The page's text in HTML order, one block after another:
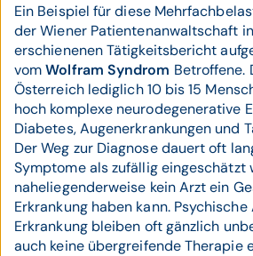
Ein Beispiel für diese
der Wiener Patientenanwaltschaft
erschienenen Tätigkeitsbericht
vomWolfram Syndrom Betroffene.
Österreich lediglich 10 bis 15
hoch komplexe neurodegenerative
Diabetes, Augenerkrankungen und
Der Weg zur Diagnose dauert oft
Symptome als zufällig eingeschätzt
naheliegenderweise kein Arzt ein
Erkrankung haben kann.
Erkrankung bleiben oft gänzlich
auch keine übergreifende Therapie